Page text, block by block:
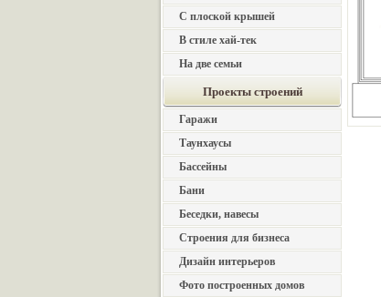
С плоской крышей
В стиле хай-тек
На две семьи
Проекты строений
Гаражи
Таунхаусы
Бассейны
Бани
Беседки, навесы
Строения для бизнеса
Дизайн интерьеров
Фото построенных домов